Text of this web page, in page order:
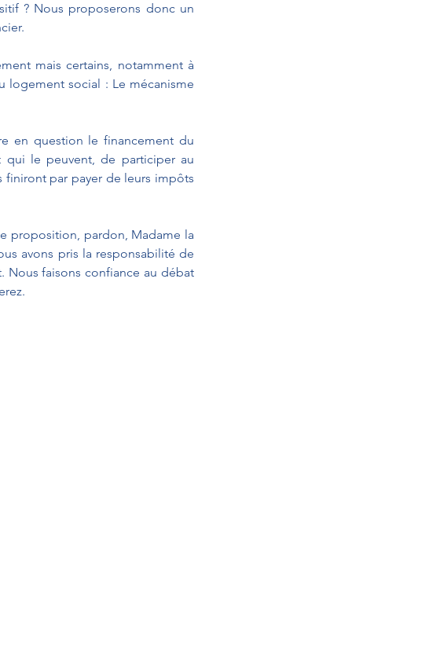
? Nous proposerons donc un
mais certains, notamment à
logement social : Le mécanisme
en question le financement du
qui le peuvent, de participer au
finiront par payer de leurs impôts
proposition, pardon, Madame la
avons pris la responsabilité de
faisons confiance au débat